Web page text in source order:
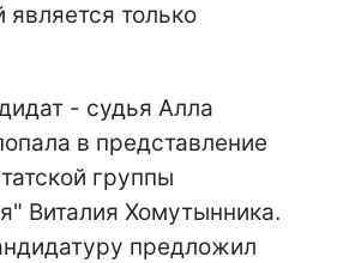
является только
- судья Алла
в представление
группы
Виталия Хомутынника.
предложил